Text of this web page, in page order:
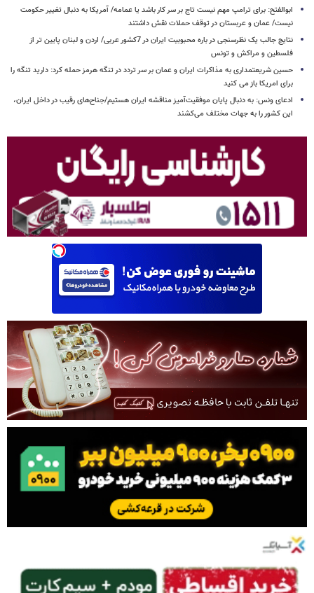
ابوالفتح: برای ترامپ مهم نیست تاج بر سر کار باشد یا عمامه/ آمریکا به دنبال تغییر حکومت
نیست/ عمان و عربستان در توقف حملات نقش داشتند
نتایج جالب یک نظرسنجی در باره محبوبیت ایران در 7کشور عربی/ اردن و لبنان پایین تر از
فلسطین و مراکش و تونس
حسین شریعتمداری به مذاکرات ایران و عمان بر سر تردد در تنگه هرمز حمله کرد: دارید تنگه را
برای امریکا باز می کنید
ادعای ونس: به دنبال پایان موفقیت‌آمیز مناقشه ایران هستیم/جناح‌های رقیب در داخل ایران،
این کشور را به جهات مختلف می‌کشند